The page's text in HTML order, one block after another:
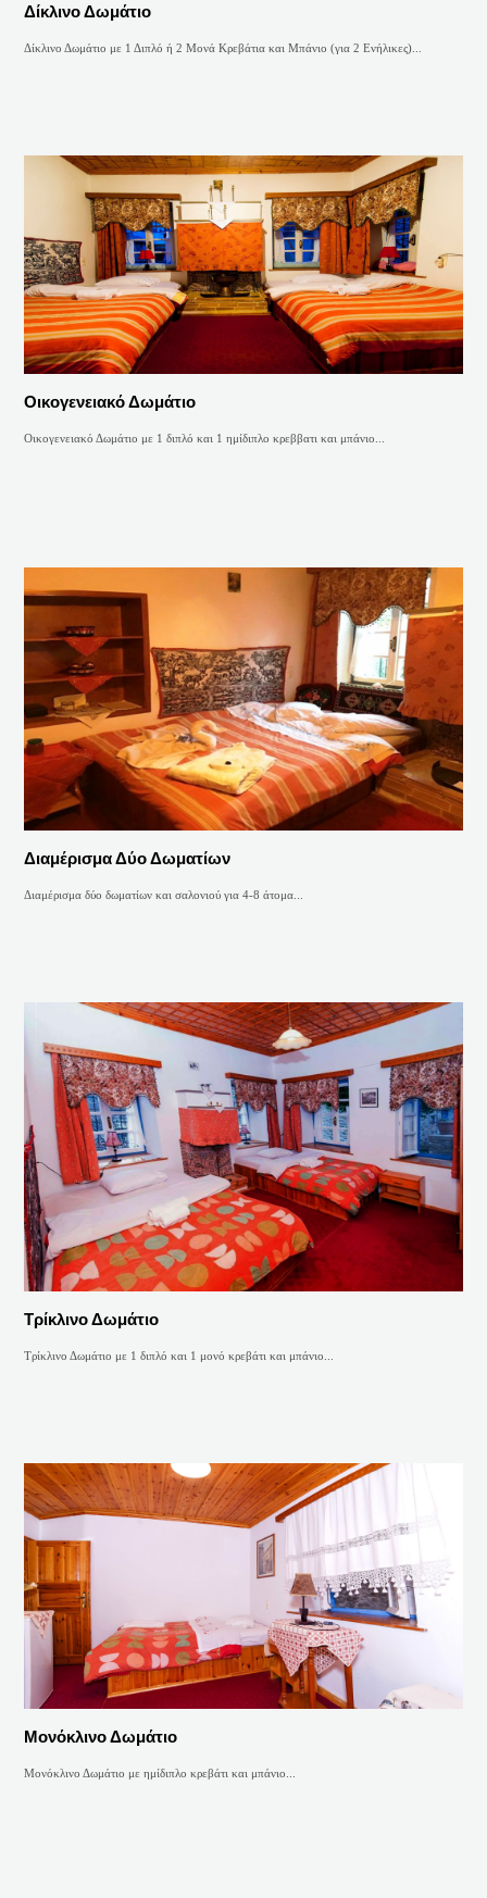
Δίκλινο Δωμάτιο
Δίκλινο Δωμάτιο με 1 Διπλό ή 2 Μονά Κρεβάτια και Μπάνιο (για 2 Ενήλικες)...
Οικογενειακό Δωμάτιο
Οικογενειακό Δωμάτιο με 1 διπλό και 1 ημίδιπλο κρεββατι και μπάνιο...
Διαμέρισμα Δύο Δωματίων
Διαμέρισμα δύο δωματίων και σαλονιού για 4-8 άτομα...
Τρίκλινο Δωμάτιο
Τρίκλινο Δωμάτιο με 1 διπλό και 1 μονό κρεβάτι και μπάνιο...
Μονόκλινο Δωμάτιο
Μονόκλινο Δωμάτιο με ημίδιπλο κρεβάτι και μπάνιο...